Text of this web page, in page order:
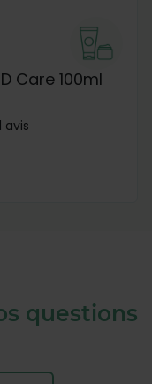
Care 100ml
avis
questions